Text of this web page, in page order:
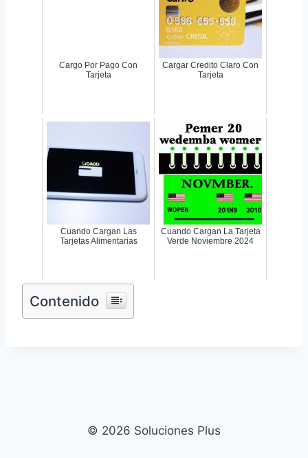
Cargo Por Pago Con
Tarjeta
Cargar Credito Claro Con
Tarjeta
Cuando Cargan Las
Tarjetas Alimentarias
Cuando Cargan La Tarjeta
Verde Noviembre 2024
Contenido
© 2026 Soluciones Plus